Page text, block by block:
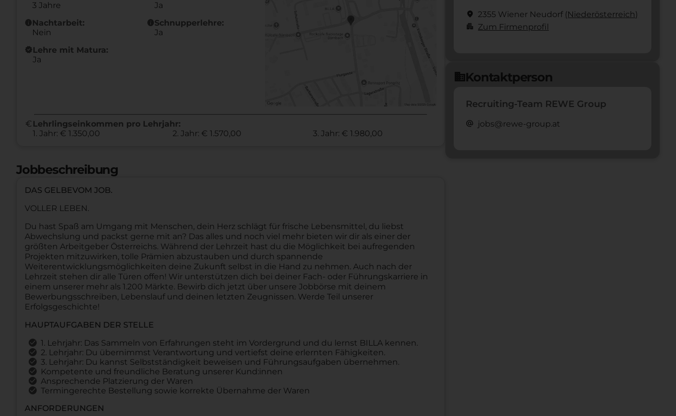
3 Jahre
Ja
infoNachtarbeit:
Nein
infoSchnupperlehre:
Ja
new_releasesLehre mit Matura:
Ja
euro Lehrlingseinkommen pro Lehrjahr:
1. Jahr: € 1.350,00
2. Jahr: € 1.570,00 3. Jahr: € 1.980,00
Jobbeschreibung
DAS GELBEVOM JOB.
VOLLER LEBEN.
Du hast Spaß am Umgang mit Menschen, dein Herz schlägt für frische Lebensmittel, du liebst
Abwechslung und packst gerne mit an? Das alles und noch viel mehr bieten wir dir als einer der
größten Arbeitgeber Österreichs. Während der Lehrzeit hast du die Möglichkeit bei aufregenden
Projekten mitzuwirken, tolle Prämien abzustauben und durch spannende
Weiterentwicklungsmöglichkeiten deine Zukunft selbst in die Hand zu nehmen. Auch nach der
Lehrzeit stehen dir alle Türen offen! Wir unterstützen dich bei deiner Fach- oder Führungskarriere in
einem unserer mehr als 1.200 Märkte. Bewirb dich jetzt über unsere Jobbörse mit deinem
Bewerbungsschreiben, Lebenslauf und deinen letzten Zeugnissen. Werde Teil unserer
Erfolgsgeschichte!
HAUPTAUFGABEN DER STELLE
1. Lehrjahr: Das Sammeln von Erfahrungen steht im Vordergrund und du lernst BILLA kennen.
2. Lehrjahr: Du übernimmst Verantwortung und vertiefst deine erlernten Fähigkeiten.
3. Lehrjahr: Du kannst Selbstständigkeit beweisen und Führungsaufgaben übernehmen.
Kompetente und freundliche Beratung unserer Kund:innen
Ansprechende Platzierung der Waren
Termingerechte Bestellung sowie korrekte Übernahme der Waren
ANFORDERUNGEN
location_on 2355 Wiener Neudorf (Nieder­österreich)
apartment Zum Firmenprofil
domainKontaktperson
Recruiting-Team REWE Group
alternate_email jobs@rewe-group.at